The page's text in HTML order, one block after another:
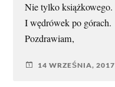
Nie tylko książkowego.
I wędrówek po górach.
Pozdrawiam,
14 WRZEŚNIA, 2017